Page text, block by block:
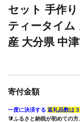
セット 手作
ティータイム
産 大分県 中
寄付金額
一度に決済する 返礼品数は
🔰ふるさと納税が初めての